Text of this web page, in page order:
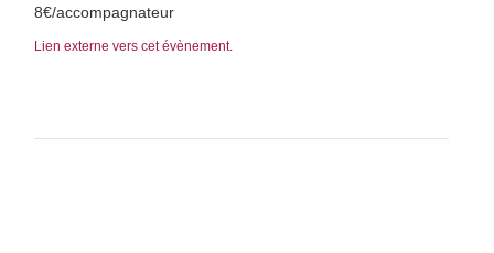
8€/accompagnateur
Lien externe vers cet évènement.